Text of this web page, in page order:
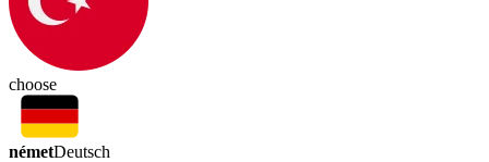
choose
németDeutsch